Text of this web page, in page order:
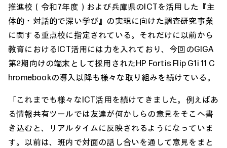
推進校（令和7年度）および兵庫県のICTを活用した『主
体的・対話的で深い学び』の実現に向けた調査研究事業
に関する重点校に指定されている。それだけに以前から
教育におけるICT活用には力を入れており、今回のGIGA
第2期向けの端末として採用されたHP Fortis Flip G1i 11 C
hromebookの導入以降も様々な取り組みを続けている。
「これまでも様々なICT活用を続けてきました。例えばあ
る情報共有ツールでは友達が何かしらの意見をそこへ書
き込むと、リアルタイムに反映されるようになっていま
す。以前は、班内で対面の話し合いを通して意見をまと